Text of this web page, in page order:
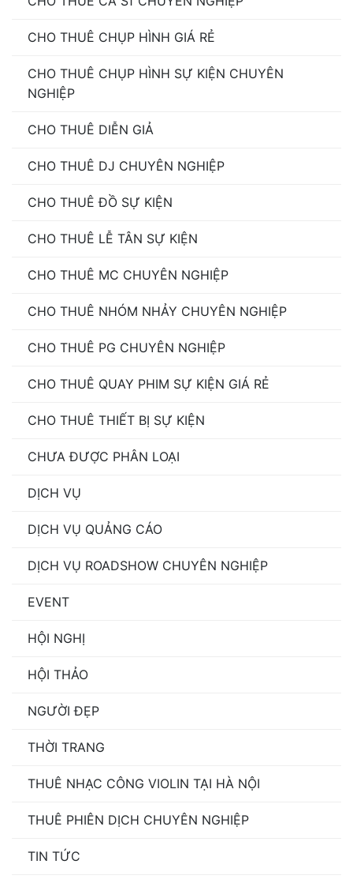
Hà Nội
Giá Thuê Và Các Gói Dịch Vụ Thuê Band
Nhạc Flamenco , Gói dịch vụ Thuê Band Nhạc
Flamenco,Thuê dàn nhạc giao hưởng, thuê nhạc
công guitar
Nhạc Công Saxophone Để Có Sự Kiện Hoàn Hảo
Công Saxophone Tại Hồ Chí Minh
CHO THUÊ CHỤP HÌNH GIÁ RẺ
CHO THUÊ CHỤP HÌNH SỰ KIỆN CHUYÊN
NGHIỆP
CHO THUÊ DIỄN GIẢ
CHO THUÊ DJ CHUYÊN NGHIỆP
CHO THUÊ ĐỒ SỰ KIỆN
CHO THUÊ LỄ TÂN SỰ KIỆN
CHO THUÊ MC CHUYÊN NGHIỆP
CHO THUÊ NHÓM NHẢY CHUYÊN NGHIỆP
CHO THUÊ PG CHUYÊN NGHIỆP
CHO THUÊ QUAY PHIM SỰ KIỆN GIÁ RẺ
CHO THUÊ THIẾT BỊ SỰ KIỆN
CHƯA ĐƯỢC PHÂN LOẠI
DỊCH VỤ
DỊCH VỤ QUẢNG CÁO
DỊCH VỤ ROADSHOW CHUYÊN NGHIỆP
EVENT
HỘI NGHỊ
HỘI THẢO
NGƯỜI ĐẸP
THỜI TRANG
THUÊ NHẠC CÔNG VIOLIN TẠI HÀ NỘI
THUÊ PHIÊN DỊCH CHUYÊN NGHIỆP
TIN TỨC